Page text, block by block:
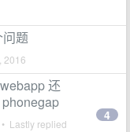
题
2016
还
• Lastly replied
4